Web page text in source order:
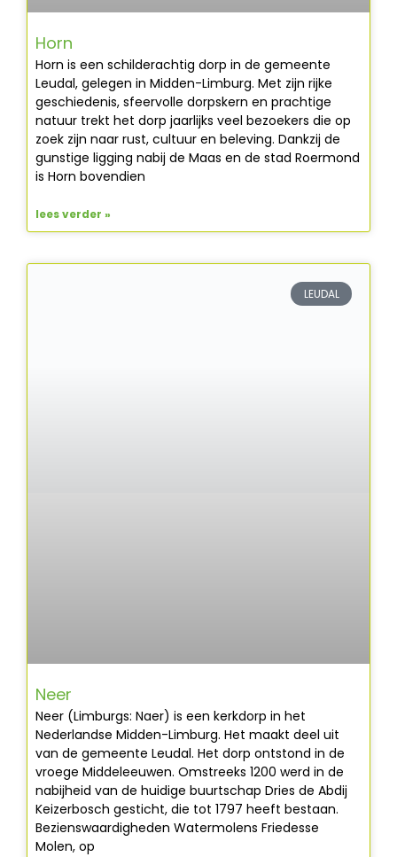
Horn
Horn is een schilderachtig dorp in de gemeente
Leudal, gelegen in Midden-Limburg. Met zijn rijke
geschiedenis, sfeervolle dorpskern en prachtige
natuur trekt het dorp jaarlijks veel bezoekers die op
zoek zijn naar rust, cultuur en beleving. Dankzij de
gunstige ligging nabij de Maas en de stad Roermond
is Horn bovendien
lees verder »
LEUDAL
Neer
Neer (Limburgs: Naer) is een kerkdorp in het
Nederlandse Midden-Limburg. Het maakt deel uit
van de gemeente Leudal. Het dorp ontstond in de
vroege Middeleeuwen. Omstreeks 1200 werd in de
nabijheid van de huidige buurtschap Dries de Abdij
Keizerbosch gesticht, die tot 1797 heeft bestaan.
Bezienswaardigheden Watermolens Friedesse
Molen, op